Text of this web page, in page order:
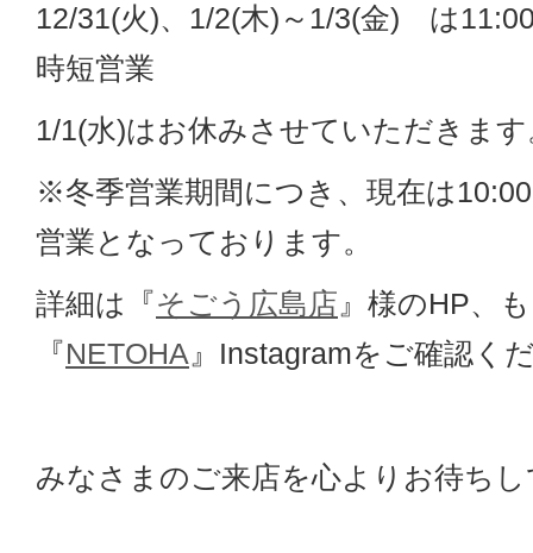
12/31(火)、1/2(木)～1/3(金) は
時短営業
1/1(水)はお休みさせていただきます
※冬季営業期間につき、現在は
営業となっております。
詳細は『そごう広島店 』様のHP、
『NETOHA 』Instagramをご確認く
みなさまのご来店を心よりお待ち